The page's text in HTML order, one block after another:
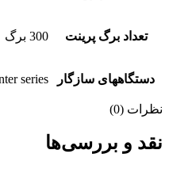
تعداد برگ پرینت 300 برگ
دستگاههای سازگار series
نظرات (0)
نقد و بررسی‌ها